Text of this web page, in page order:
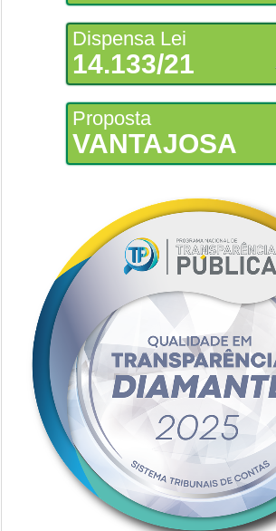
Dispensa Lei
14.133/21
Proposta
VANTAJOSA